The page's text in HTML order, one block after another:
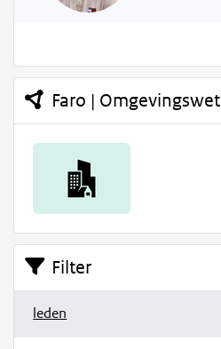
Faro | Omgevingswet
Filter
leden